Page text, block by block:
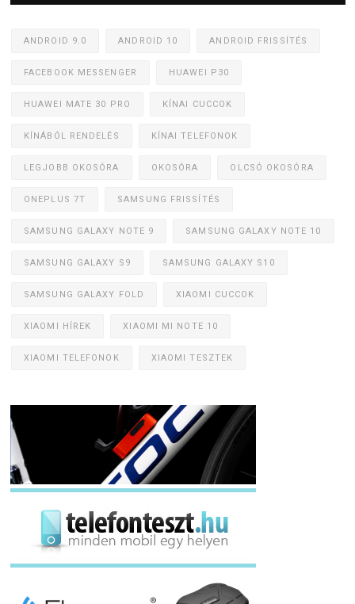
ANDROID 9.0 ANDROID 10 ANDROID FRISSÍTÉS
FACEBOOK MESSENGER HUAWEI P30
HUAWEI MATE 30 PRO KÍNAI CUCCOK
KÍNÁBÓL RENDELÉS KÍNAI TELEFONOK
LEGJOBB OKOSÓRA OKOSÓRA OLCSÓ OKOSÓRA
ONEPLUS 7T SAMSUNG FRISSÍTÉS
SAMSUNG GALAXY NOTE 9 SAMSUNG GALAXY NOTE 10
SAMSUNG GALAXY S9 SAMSUNG GALAXY S10
SAMSUNG GALAXY FOLD XIAOMI CUCCOK
XIAOMI HÍREK XIAOMI MI NOTE 10
XIAOMI TELEFONOK XIAOMI TESZTEK